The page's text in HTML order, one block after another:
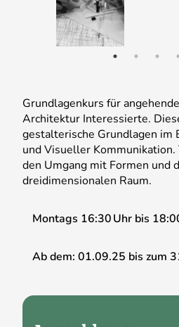
1 2 3
Grundlagenkurs für
Architektur Interessierte.
gestalterische Grundlagen im
und Visueller
den Umgang mit Formen und
dreidimensionalen Raum.
Montags 16:30Uhr bis
Ab dem: 01.09.25 bis zum